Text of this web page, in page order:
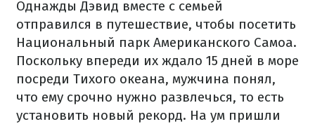
Однажды Дэвид вместе с семьей
отправился в путешествие, чтобы посетить
Национальный парк Американского Самоа.
Поскольку впереди их ждало 15 дней в море
посреди Тихого океана, мужчина понял,
что ему срочно нужно развлечься, то есть
установить новый рекорд. На ум пришли